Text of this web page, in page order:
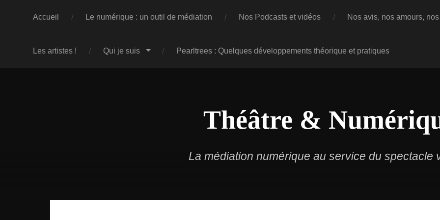
Accueil Le numérique : un outil de médiation Nos Podcasts et vidéos Nos avis, nos amours,
Les artistes ! Qui je suis Pearltrees : Quelques développements théorique et pratiques
Théâtre &
La médiation numérique au service du spectacle